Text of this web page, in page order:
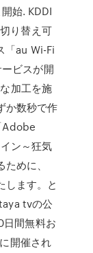
始. KDDI
り替え可
「au Wi-Fi
ビスが開
加工を施
か数秒で作
Adobe
ン～狂気
めに、
ます。と
tvの公
日間無料お
開催され